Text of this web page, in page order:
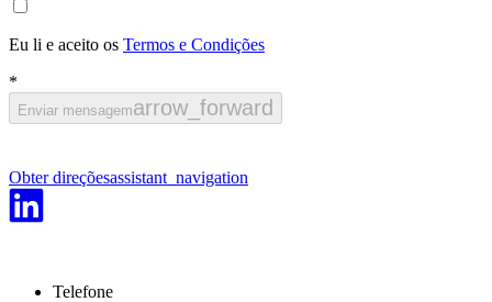
Eu li e aceito os Termos e Condições
*
Enviar mensagemarrow_forward
Obter direçõesassistant_navigation
Telefone